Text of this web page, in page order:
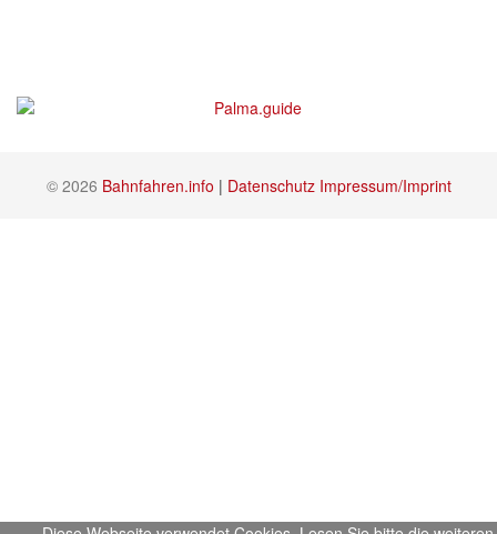
© 2026 Bahnfahren.info | Datenschutz Impressum/Imprint